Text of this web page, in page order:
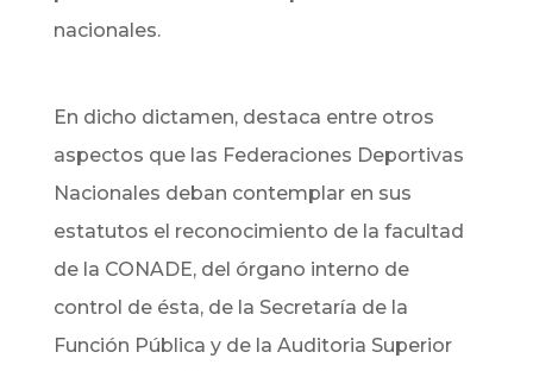
nacionales.
En dicho dictamen, destaca entre otros
aspectos que las Federaciones Deportivas
Nacionales deban contemplar en sus
estatutos el reconocimiento de la facultad
de la CONADE, del órgano interno de
control de ésta, de la Secretaría de la
Función Pública y de la Auditoria Superior